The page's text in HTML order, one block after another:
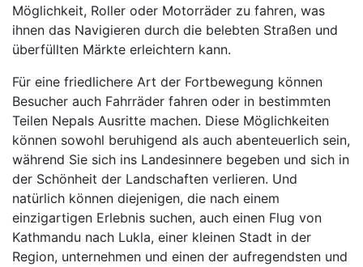
Möglichkeit, Roller oder Motorräder zu fahren, was
ihnen das Navigieren durch die belebten Straßen und
überfüllten Märkte erleichtern kann.
Für eine friedlichere Art der Fortbewegung können
Besucher auch Fahrräder fahren oder in bestimmten
Teilen Nepals Ausritte machen. Diese Möglichkeiten
können sowohl beruhigend als auch abenteuerlich sein,
während Sie sich ins Landesinnere begeben und sich in
der Schönheit der Landschaften verlieren. Und
natürlich können diejenigen, die nach einem
einzigartigen Erlebnis suchen, auch einen Flug von
Kathmandu nach Lukla, einer kleinen Stadt in der
Region, unternehmen und einen der aufregendsten und